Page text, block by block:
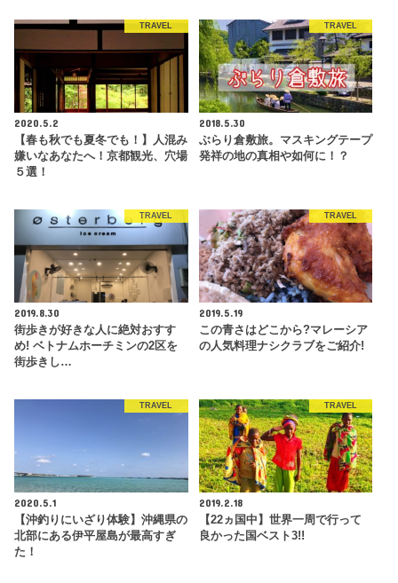
TRAVEL
2020.5.2
【春も秋でも夏冬でも！】人混み
嫌いなあなたへ！京都観光、穴場
５選！
TRAVEL
2018.5.30
ぶらり倉敷旅。マスキングテープ
発祥の地の真相や如何に！？
TRAVEL
2019.8.30
街歩きが好きな人に絶対おすす
め! ベトナムホーチミンの2区を
街歩きし…
TRAVEL
2019.5.19
この青さはどこから?マレーシア
の人気料理ナシクラブをご紹介!
TRAVEL
2020.5.1
【沖釣りにいざり体験】沖縄県の
北部にある伊平屋島が最高すぎ
た！
TRAVEL
2019.2.18
【22ヵ国中】世界一周で行って
良かった国ベスト3!!